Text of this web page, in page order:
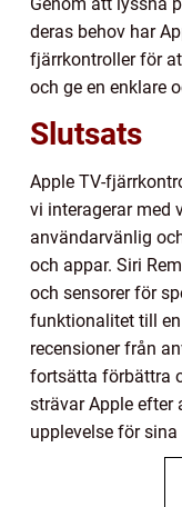
deras behov har
fjärrkontroller för
och ge en enklare
Slutsats
Apple TV-
vi interagerar med
användarvänlig
och appar. Siri
och sensorer för
funktionalitet till
recensioner från
fortsätta förbättra
strävar Apple efter
upplevelse för sina